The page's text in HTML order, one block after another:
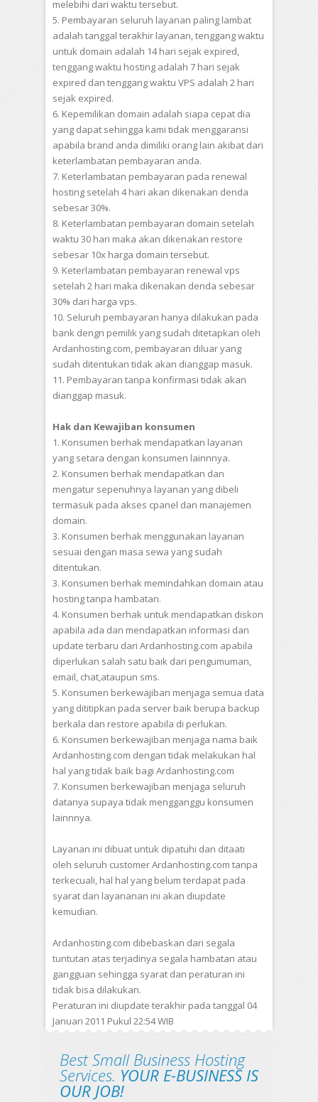
melebihi dari waktu tersebut.
5. Pembayaran seluruh layanan paling lambat
adalah tanggal terakhir layanan, tenggang waktu
untuk domain adalah 14 hari sejak expired,
tenggang waktu hosting adalah 7 hari sejak
expired dan tenggang waktu VPS adalah 2 hari
sejak expired.
6. Kepemilikan domain adalah siapa cepat dia
yang dapat sehingga kami tidak menggaransi
apabila brand anda dimiliki orang lain akibat dari
keterlambatan pembayaran anda.
7. Keterlambatan pembayaran pada renewal
hosting setelah 4 hari akan dikenakan denda
sebesar 30%.
8. Keterlambatan pembayaran domain setelah
waktu 30 hari maka akan dikenakan restore
sebesar 10x harga domain tersebut.
9. Keterlambatan pembayaran renewal vps
setelah 2 hari maka dikenakan denda sebesar
30% dari harga vps.
10. Seluruh pembayaran hanya dilakukan pada
bank dengn pemilik yang sudah ditetapkan oleh
Ardanhosting.com, pembayaran diluar yang
sudah ditentukan tidak akan dianggap masuk.
11. Pembayaran tanpa konfirmasi tidak akan
dianggap masuk.
Hak dan Kewajiban konsumen
1. Konsumen berhak mendapatkan layanan
yang setara dengan konsumen lainnnya.
2. Konsumen berhak mendapatkan dan
mengatur sepenuhnya layanan yang dibeli
termasuk pada akses cpanel dan manajemen
domain.
3. Konsumen berhak menggunakan layanan
sesuai dengan masa sewa yang sudah
ditentukan.
3. Konsumen berhak memindahkan domain atau
hosting tanpa hambatan.
4. Konsumen berhak untuk mendapatkan diskon
apabila ada dan mendapatkan informasi dan
update terbaru dari Ardanhosting.com apabila
diperlukan salah satu baik dari pengumuman,
email, chat,ataupun sms.
5. Konsumen berkewajiban menjaga semua data
yang dititipkan pada server baik berupa backup
berkala dan restore apabila di perlukan.
6. Konsumen berkewajiban menjaga nama baik
Ardanhosting.com dengan tidak melakukan hal
hal yang tidak baik bagi Ardanhosting.com
7. Konsumen berkewajiban menjaga seluruh
datanya supaya tidak mengganggu konsumen
lainnnya.
Layanan ini dibuat untuk dipatuhi dan ditaati
oleh seluruh customer Ardanhosting.com tanpa
terkecuali, hal hal yang belum terdapat pada
syarat dan layananan ini akan diupdate
kemudian.
Ardanhosting.com dibebaskan dari segala
tuntutan atas terjadinya segala hambatan atau
gangguan sehingga syarat dan peraturan ini
tidak bisa dilakukan.
Peraturan ini diupdate terakhir pada tanggal 04
Januari 2011 Pukul 22:54 WIB
Best Small Business Hosting
Services. YOUR E-BUSINESS IS
OUR JOB!